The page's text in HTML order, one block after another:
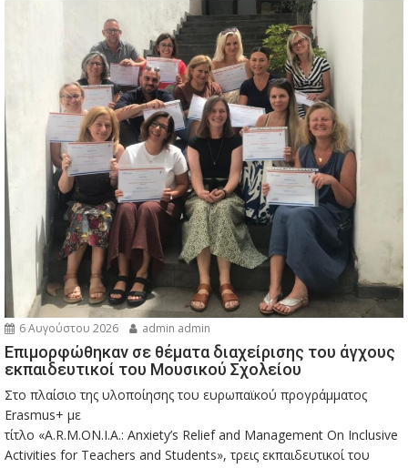
6 Αυγούστου 2026 admin admin
Eπιμορφώθηκαν σε θέματα διαχείρισης του άγχους
εκπαιδευτικοί του Μουσικού Σχολείου
Στο πλαίσιο της υλοποίησης του ευρωπαϊκού προγράμματος
Erasmus+ με
τίτλο «A.R.M.ON.I.A.: Anxiety’s Relief and Management On Inclusive
Activities for Teachers and Students», τρεις εκπαιδευτικοί του